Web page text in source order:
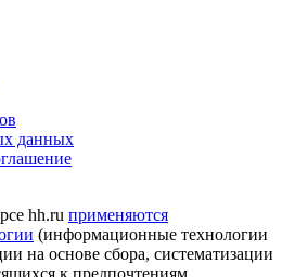
данных
hh.ru применяются
(информационные технологии
на основе сбора, систематизации